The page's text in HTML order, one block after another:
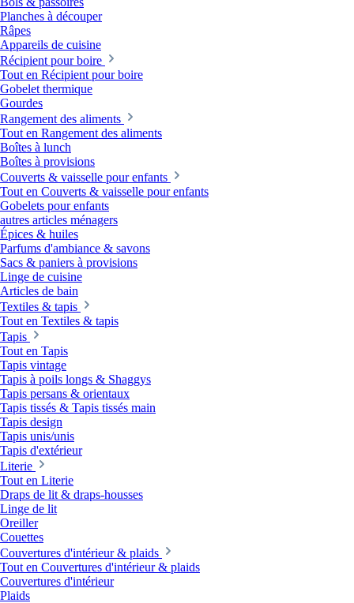
Planches à découper
Râpes
Appareils de cuisine
Récipient pour boire
Tout en Récipient pour boire
Gobelet thermique
Gourdes
Rangement des aliments
Tout en Rangement des aliments
Boîtes à lunch
Boîtes à provisions
Couverts & vaisselle pour enfants
Tout en Couverts & vaisselle pour enfants
Gobelets pour enfants
autres articles ménagers
Épices & huiles
Parfums d'ambiance & savons
Sacs & paniers à provisions
Linge de cuisine
Articles de bain
Textiles & tapis
Tout en Textiles & tapis
Tapis
Tout en Tapis
Tapis vintage
Tapis à poils longs & Shaggys
Tapis persans & orientaux
Tapis tissés & Tapis tissés main
Tapis design
Tapis unis/unis
Tapis d'extérieur
Literie
Tout en Literie
Draps de lit & draps-housses
Linge de lit
Oreiller
Couettes
Couvertures d'intérieur & plaids
Tout en Couvertures d'intérieur & plaids
Couvertures d'intérieur
Plaids